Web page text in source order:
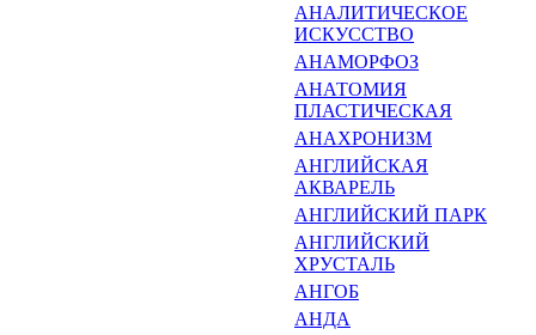
АНАЛИТИЧЕСКОЕ
ИСКУССТ­ВО
АНАМОРФОЗ
АНАТОМИЯ
ПЛАСТИЧЕСКАЯ
АНАХРОНИЗМ
АНГЛИЙСКАЯ
АКВАРЕЛЬ
АНГЛИЙСКИЙ ПАРК
АНГЛИЙСКИЙ
ХРУСТАЛЬ
АНГОБ
АНДА